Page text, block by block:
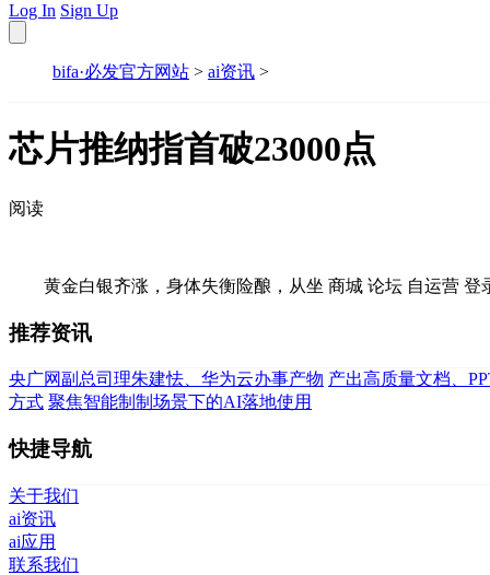
Log In Sign Up
bifa·必发官方网站 > ai资讯 >
芯片推纳指首破23000点
阅读
黄金白银齐涨，身体失衡险酿，从坐 商城 论坛 自运营 登
推荐资讯
央广网副总司理朱建怯、华为云办事产物 产出高质量文档、
方式 聚焦智能制制场景下的AI落地使用
快捷导航
关于我们
ai资讯
ai应用
联系我们